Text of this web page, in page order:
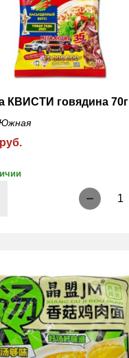
КВИСТИ говядина 70г
1